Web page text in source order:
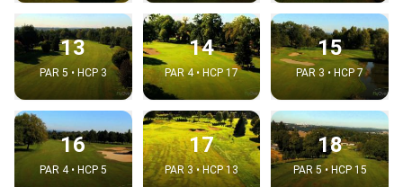
13
PAR 5 • HCP 3
14
PAR 4 • HCP 17
15
PAR 3 • HCP 7
16
PAR 4 • HCP 5
17
PAR 3 • HCP 13
18
PAR 5 • HCP 15